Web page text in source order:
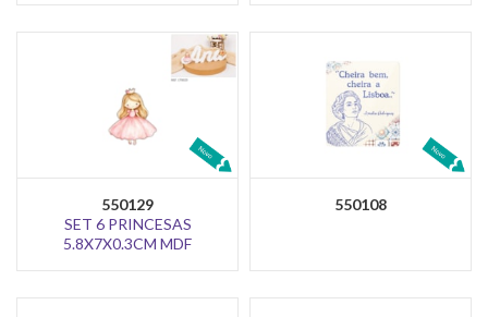
550129
SET 6 PRINCESAS
5.8X7X0.3CM MDF
550108